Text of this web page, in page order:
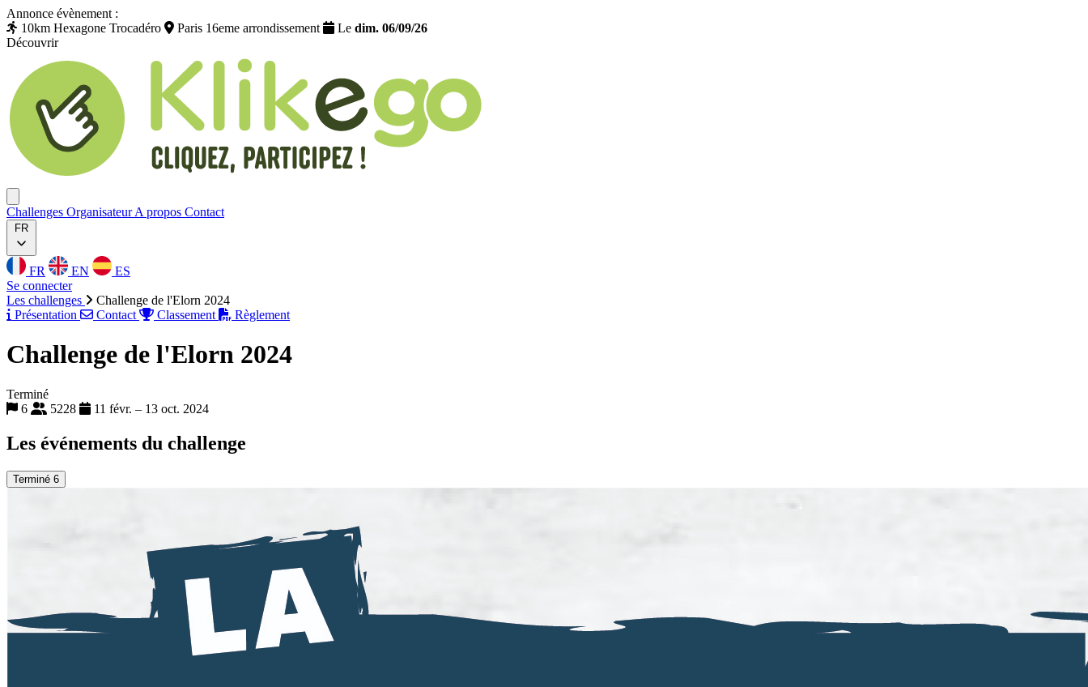
Annonce évènement :
10km Hexagone Trocadéro
Paris 16eme arrondissement Le dim. 06/09/26
Découvrir
Challenges OrganisateurA propos Contact
FR
FR EN
ES
Se connecter
Les challenges
Challenge de l'Elorn 2024
Présentation
Contact Classement Règlement
Challenge de l'Elorn 2024
Terminé
6
5228 11 févr. – 13 oct. 2024
Les événements du challenge
Terminé 6